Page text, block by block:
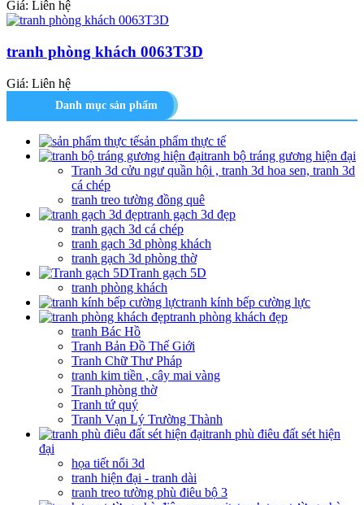
Giá: Liên hệ
tranh phòng khách 0063T3D
Giá: Liên hệ
Danh mục sản phẩm
sản phẩm thực tế
tranh bộ tráng gương hiện đại
Tranh 3d cửu ngư quần hội , tranh 3d hoa sen, tranh 3d
cá chép
tranh treo tường đồng quê
tranh gạch 3d đẹp
tranh gạch 3d cá chép
tranh gạch 3d phòng khách
tranh gạch 3d phòng thờ
Tranh gạch 5D
tranh phòng khách
tranh kính bếp cường lực
tranh phòng khách đẹp
tranh Bác Hồ
Tranh Bản Đồ Thế Giới
Tranh Chữ Thư Pháp
tranh kim tiền , cây mai vàng
Tranh phòng thờ
Tranh tứ quý
Tranh Vạn Lý Trường Thành
tranh phù điêu đất sét hiện
đại
họa tiết nổi 3d
tranh hiện đại - tranh dài
tranh treo tường phù điêu bộ 3